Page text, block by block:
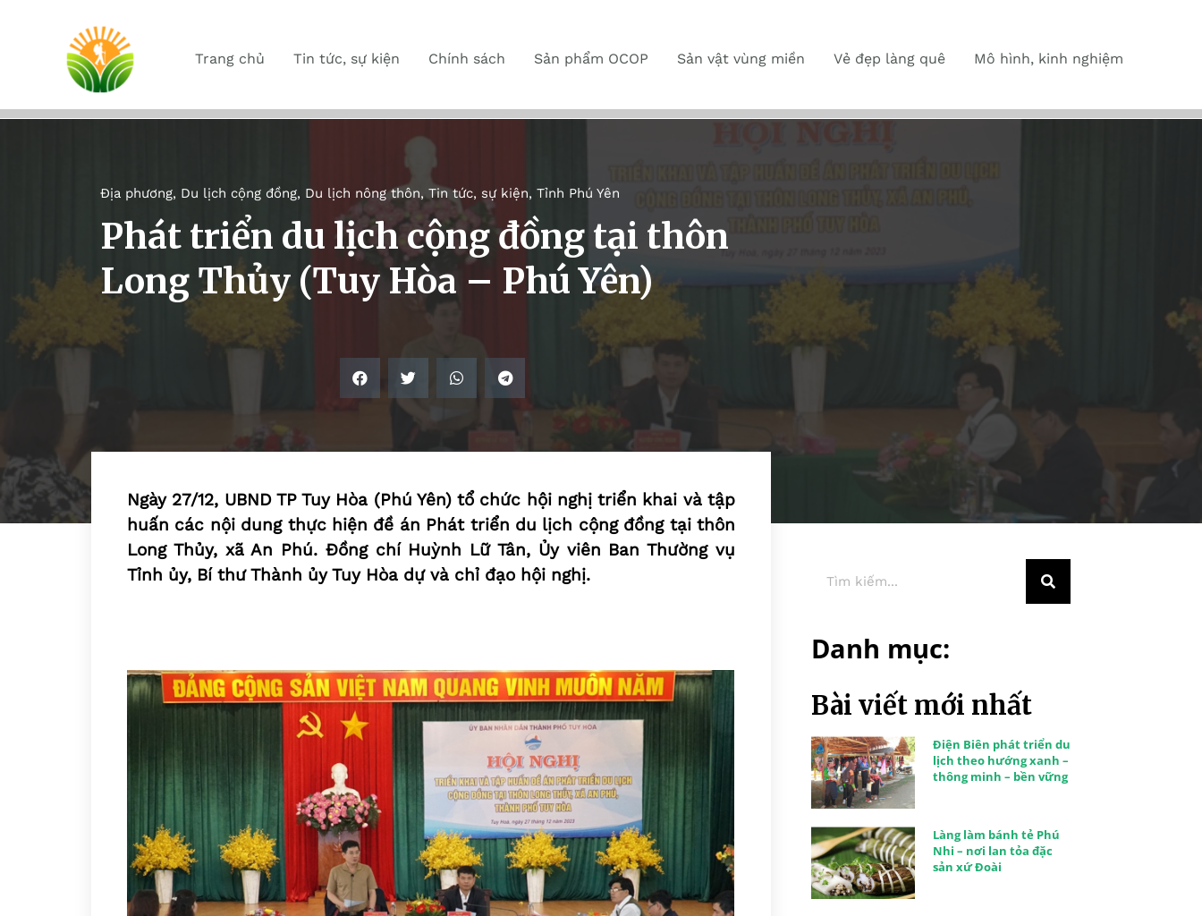
Trang chủ Tin tức, sự kiện Chính sách Sản phẩm OCOP Sản vật vùng miền Vẻ đẹp làng quê Mô hình, kinh nghiệm
Địa phương, Du lịch cộng đồng, Du lịch nông thôn, Tin tức, sự kiện, Tỉnh Phú Yên
Phát triển du lịch cộng đồng tại thôn
Long Thủy (Tuy Hòa – Phú Yên)
Ngày 27/12, UBND TP Tuy Hòa (Phú Yên) tổ chức hội nghị triển khai và tập
huấn các nội dung thực hiện đề án Phát triển du lịch cộng đồng tại thôn
Long Thủy, xã An Phú. Đồng chí Huỳnh Lữ Tân, Ủy viên Ban Thường vụ
Tỉnh ủy, Bí thư Thành ủy Tuy Hòa dự và chỉ đạo hội nghị.
Danh mục:
Bài viết mới nhất
Điện Biên phát triển du
lịch theo hướng xanh –
thông minh – bền vững
Làng làm bánh tẻ Phú
Nhi – nơi lan tỏa đặc
sản xứ Đoài